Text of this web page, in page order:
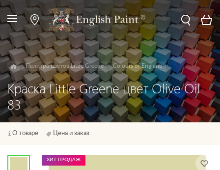
Палитра цветов Little Greene Colours of England
Краска Little Greene цвет Olive Oil
83
О товаре Цена и заказ
ХИТ ПРОДАЖ